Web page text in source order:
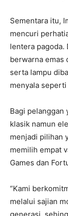
Sementara itu,
mencuri
lentera pagoda.
berwarna emas
serta lampu
menyala seperti
Bagi pelanggan
klasik namun
menjadi pilihan
memilih empat
Games dan
“Kami
melalui sajian